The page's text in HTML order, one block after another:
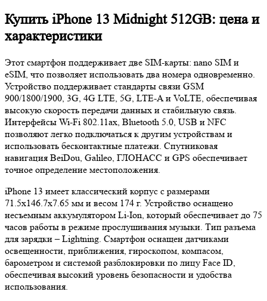
Купить iPhone 13 Midnight 512GB: цена и
характеристики
Этот смартфон поддерживает две SIM-карты: nano SIM и
eSIM, что позволяет использовать два номера одновременно.
Устройство поддерживает стандарты связи GSM
900/1800/1900, 3G, 4G LTE, 5G, LTE-A и VoLTE, обеспечивая
высокую скорость передачи данных и стабильную связь.
Интерфейсы Wi-Fi 802.11ax, Bluetooth 5.0, USB и NFC
позволяют легко подключаться к другим устройствам и
использовать бесконтактные платежи. Спутниковая
навигация BeiDou, Galileo, ГЛОНАСС и GPS обеспечивает
точное определение местоположения.
iPhone 13 имеет классический корпус с размерами
71.5x146.7x7.65 мм и весом 174 г. Устройство оснащено
несъемным аккумулятором Li-Ion, который обеспечивает до 75
часов работы в режиме прослушивания музыки. Тип разъема
для зарядки – Lightning. Смартфон оснащен датчиками
освещенности, приближения, гироскопом, компасом,
барометром и системой разблокировки по лицу Face ID,
обеспечивая высокий уровень безопасности и удобства
использования.